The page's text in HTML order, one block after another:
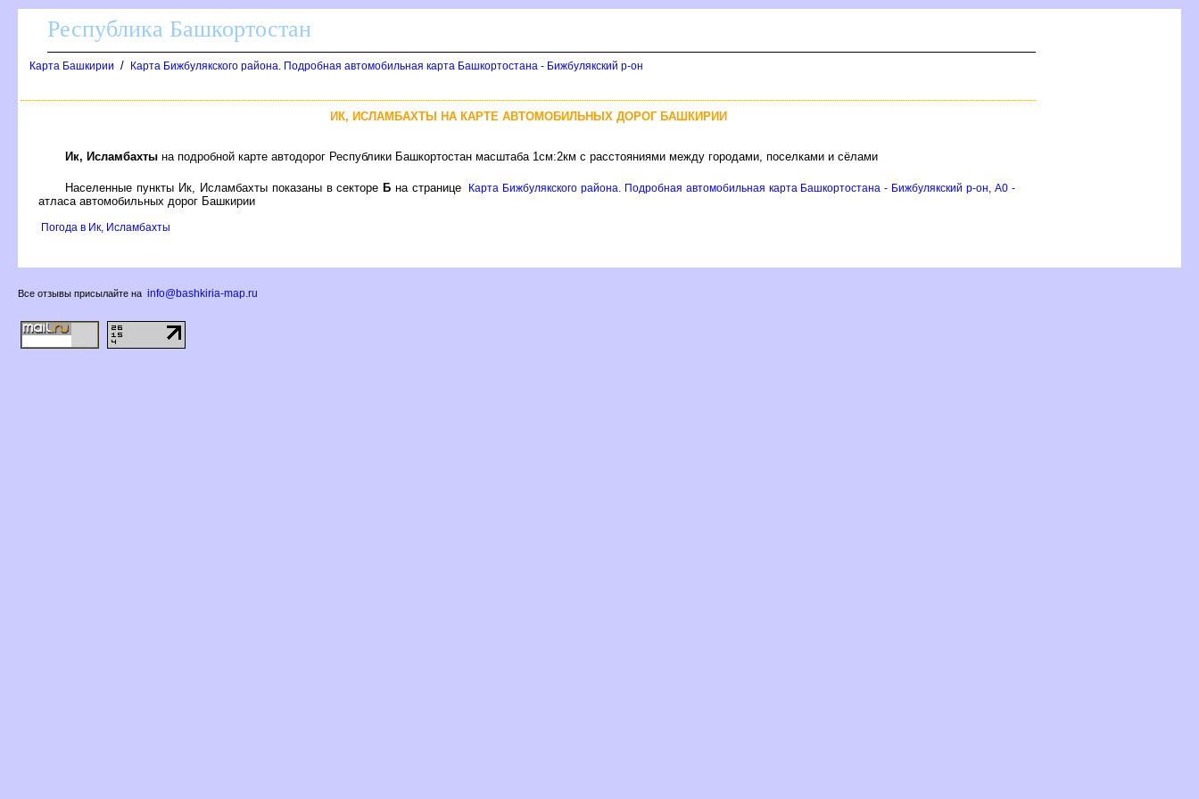
Республика Башкортостан
Карта Башкирии / Карта Бижбулякского района. Подробная автомобильная карта Башкортостана - Бижбулякский р-он
ИК, ИСЛАМБАХТЫ НА КАРТЕ АВТОМОБИЛЬНЫХ ДОРОГ БАШКИРИИ
Ик, Исламбахты на подробной карте автодорог Республики Башкортостан масштаба 1см:2км с расстояниями между городами, поселками и сёлами
Населенные пункты Ик, Исламбахты показаны в сектореБ на странице Карта Бижбулякского района. Подробная автомобильная карта Башкортостана - Бижбулякский р-он, A0 -
атласа автомобильных дорог Башкирии
Погода в Ик, Исламбахты
се отзывы присылайте на info@bashkiria-map.ru